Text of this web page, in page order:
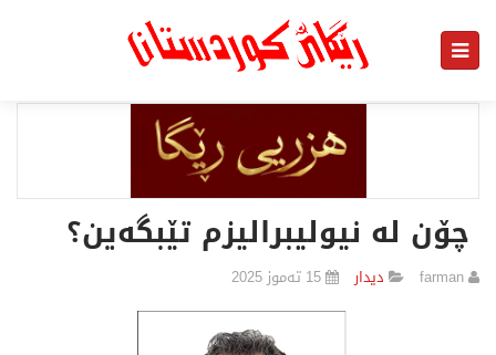
چۆن لە نیولیبرالیزم تێبگەین؟
farman دیدار 15 تەموز 2025